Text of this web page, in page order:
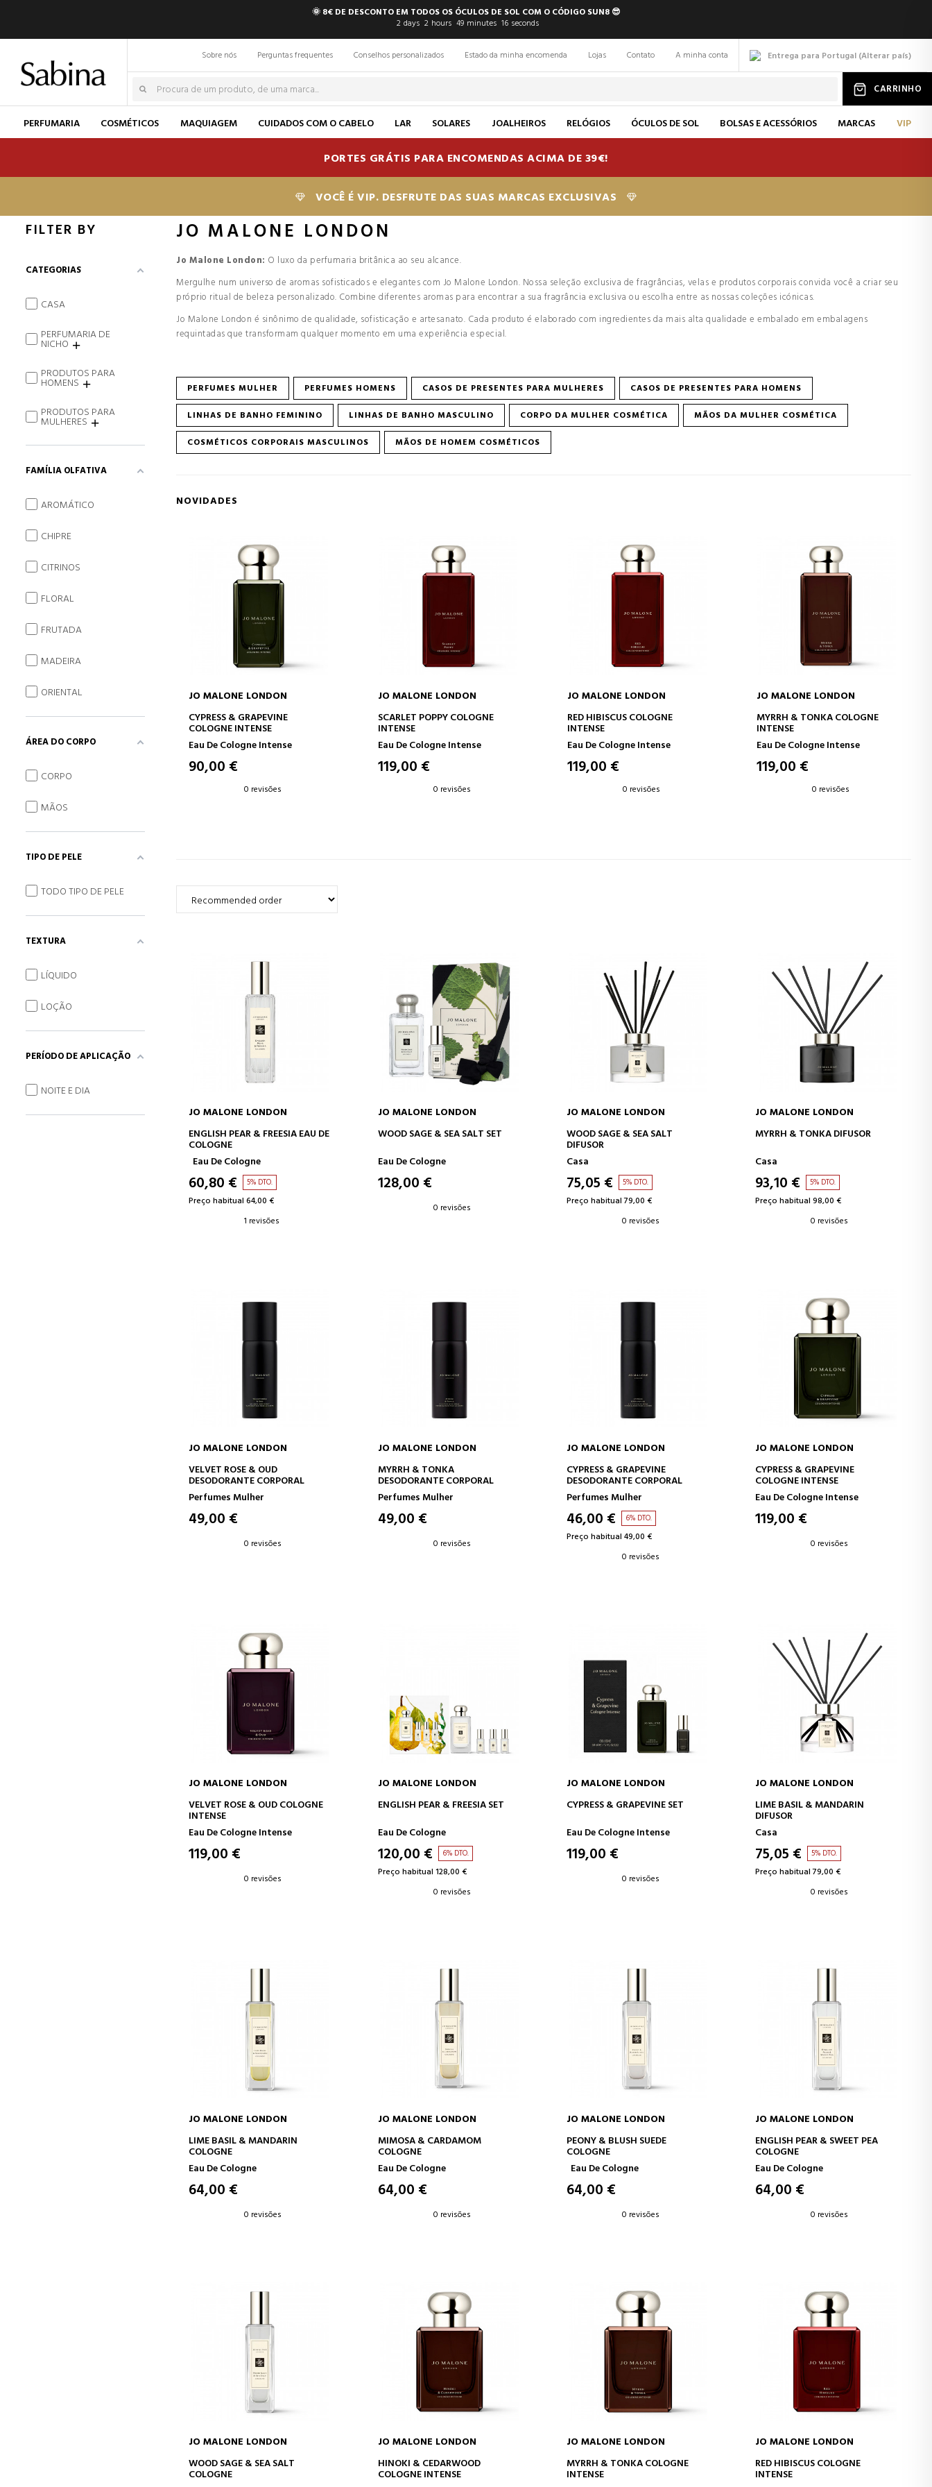
🌞 8€ DE DESCONTO EM TODOS OS ÓCULOS DE SOL COM O CÓDIGO SUN8 😎
2 days 2 hours 49 minutes 15 seconds
Entrega para Portugal (Alterar país)
Sobre nós Perguntas frequentes Conselhos personalizados Estado da minha encomenda Lojas Contato A minha conta
CARRINHO
PERFUMARIA COSMÉTICOS MAQUIAGEM CUIDADOS COM O CABELO LAR SOLARES JOALHEIROS RELÓGIOS ÓCULOS DE SOL BOLSAS E ACESSÓRIOS MARCAS VIP
PORTES GRÁTIS PARA ENCOMENDAS ACIMA DE 39€!
VOCÊ É VIP. DESFRUTE DAS SUAS MARCAS EXCLUSIVAS
JO MALONE LONDON
Jo Malone London: O luxo da perfumaria britânica ao seu alcance.
Mergulhe num universo de aromas sofisticados e elegantes com Jo Malone London. Nossa seleção exclusiva de fragrâncias, velas e produtos corporais convida você a criar seu
próprio ritual de beleza personalizado. Combine diferentes aromas para encontrar a sua fragrância exclusiva ou escolha entre as nossas coleções icónicas.
Jo Malone London é sinônimo de qualidade, sofisticação e artesanato. Cada produto é elaborado com ingredientes da mais alta qualidade e embalado em embalagens
requintadas que transformam qualquer momento em uma experiência especial.
PERFUMES MULHER PERFUMES HOMENS CASOS DE PRESENTES PARA MULHERES
CASOS DE PRESENTES PARA HOMENS
LINHAS DE BANHO FEMININO
LINHAS DE BANHO MASCULINO CORPO DA MULHER COSMÉTICA
MÃOS DA MULHER COSMÉTICA
COSMÉTICOS CORPORAIS MASCULINOS
MÃOS DE HOMEM COSMÉTICOS
NOVIDADES
ADICIONAR AO CARRINHO
JO MALONE LONDON
CYPRESS & GRAPEVINE
COLOGNE INTENSE
Eau De Cologne Intense
90,00 €
0 revisões
ADICIONAR AO CARRINHO
JO MALONE LONDON
SCARLET POPPY COLOGNE
INTENSE
Eau De Cologne Intense
119,00 €
0 revisões
ADICIONAR AO CARRINHO
JO MALONE LONDON
RED HIBISCUS COLOGNE
INTENSE
Eau De Cologne Intense
119,00 €
0 revisões
ADICIONAR AO CARRINHO
JO MALONE LONDON
MYRRH & TONKA COLOGNE
INTENSE
Eau De Cologne Intense
119,00 €
0 revisões
ADICIONAR AO CARRINHO
JO MALONE LONDON
ENGLISH PEAR & FREESIA EAU DE
COLOGNE
Eau De Cologne
60,80 € 5% DTO.
Preço habitual 64,00 €
1 revisões
ADICIONAR AO CARRINHO
JO MALONE LONDON
WOOD SAGE & SEA SALT SET
Eau De Cologne
128,00 €
0 revisões
ADICIONAR AO CARRINHO
JO MALONE LONDON
WOOD SAGE & SEA SALT
DIFUSOR
Casa
75,05 € 5% DTO.
Preço habitual 79,00 €
0 revisões
ADICIONAR AO CARRINHO
JO MALONE LONDON
MYRRH & TONKA DIFUSOR
Casa
93,10 € 5% DTO.
Preço habitual 98,00 €
0 revisões
ADICIONAR AO CARRINHO
JO MALONE LONDON
VELVET ROSE & OUD
DESODORANTE CORPORAL
Perfumes Mulher
49,00 €
0 revisões
ADICIONAR AO CARRINHO
JO MALONE LONDON
MYRRH & TONKA
DESODORANTE CORPORAL
Perfumes Mulher
49,00 €
0 revisões
ADICIONAR AO CARRINHO
JO MALONE LONDON
CYPRESS & GRAPEVINE
DESODORANTE CORPORAL
Perfumes Mulher
46,00 € 6% DTO.
Preço habitual 49,00 €
0 revisões
ADICIONAR AO CARRINHO
JO MALONE LONDON
CYPRESS & GRAPEVINE
COLOGNE INTENSE
Eau De Cologne Intense
119,00 €
0 revisões
ADICIONAR AO CARRINHO
JO MALONE LONDON
VELVET ROSE & OUD COLOGNE
INTENSE
Eau De Cologne Intense
119,00 €
0 revisões
ADICIONAR AO CARRINHO
JO MALONE LONDON
ENGLISH PEAR & FREESIA SET
Eau De Cologne
120,00 € 6% DTO.
Preço habitual 128,00 €
0 revisões
ADICIONAR AO CARRINHO
JO MALONE LONDON
CYPRESS & GRAPEVINE SET
Eau De Cologne Intense
119,00 €
0 revisões
ADICIONAR AO CARRINHO
JO MALONE LONDON
LIME BASIL & MANDARIN
DIFUSOR
Casa
75,05 € 5% DTO.
Preço habitual 79,00 €
0 revisões
ADICIONAR AO CARRINHO
JO MALONE LONDON
LIME BASIL & MANDARIN
COLOGNE
Eau De Cologne
64,00 €
0 revisões
ADICIONAR AO CARRINHO
JO MALONE LONDON
MIMOSA & CARDAMOM
COLOGNE
Eau De Cologne
64,00 €
0 revisões
ADICIONAR AO CARRINHO
JO MALONE LONDON
PEONY & BLUSH SUEDE
COLOGNE
Eau De Cologne
64,00 €
0 revisões
ADICIONAR AO CARRINHO
JO MALONE LONDON
ENGLISH PEAR & SWEET PEA
COLOGNE
Eau De Cologne
64,00 €
0 revisões
ADICIONAR AO CARRINHO
JO MALONE LONDON
WOOD SAGE & SEA SALT
COLOGNE
ADICIONAR AO CARRINHO
JO MALONE LONDON
HINOKI & CEDARWOOD
COLOGNE INTENSE
ADICIONAR AO CARRINHO
JO MALONE LONDON
MYRRH & TONKA COLOGNE
INTENSE
ADICIONAR AO CARRINHO
JO MALONE LONDON
RED HIBISCUS COLOGNE
INTENSE
FILTER BY
CATEGORIAS
CASA
PERFUMARIA DE
NICHO
PRODUTOS PARA
HOMENS
PRODUTOS PARA
MULHERES
FAMÍLIA OLFATIVA
AROMÁTICO
CHIPRE
CITRINOS
FLORAL
FRUTADA
MADEIRA
ORIENTAL
ÁREA DO CORPO
CORPO
MÃOS
TIPO DE PELE
TODO TIPO DE PELE
TEXTURA
LÍQUIDO
LOÇÃO
PERÍODO DE APLICAÇÃO
NOITE E DIA